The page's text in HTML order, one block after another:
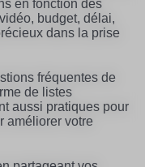
en fonction des
budget, délai,
dans la prise
fréquentes de
de listes
aussi pratiques pour
améliorer votre